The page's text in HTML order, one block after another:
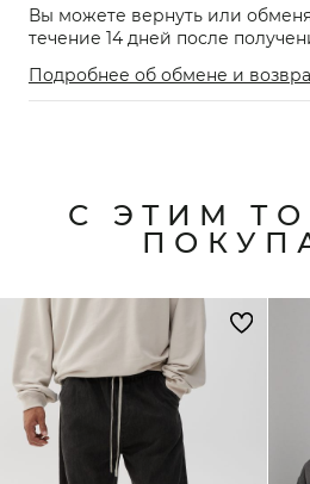
Вы можете вернуть или
течение 14 дней после
Подробнее об обмене и
С ЭТИМ